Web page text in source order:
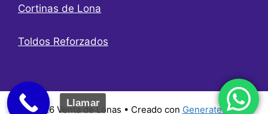
Cortinas de Lona
Toldos Reforzados
© 2026 Venta de Lonas • Creado con GeneratePress
Llamar